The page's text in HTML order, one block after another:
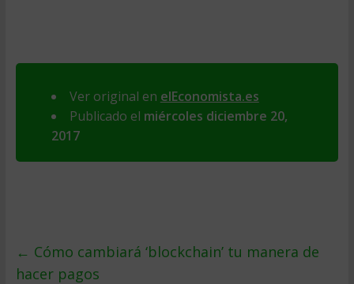
Ver original en elEconomista.es
Publicado el miércoles diciembre 20,
2017
← Cómo cambiará ‘blockchain’ tu manera de
hacer pagos